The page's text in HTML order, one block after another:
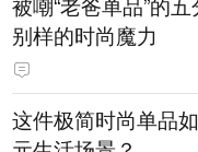
别样的时尚魔力
这件极简时尚单品